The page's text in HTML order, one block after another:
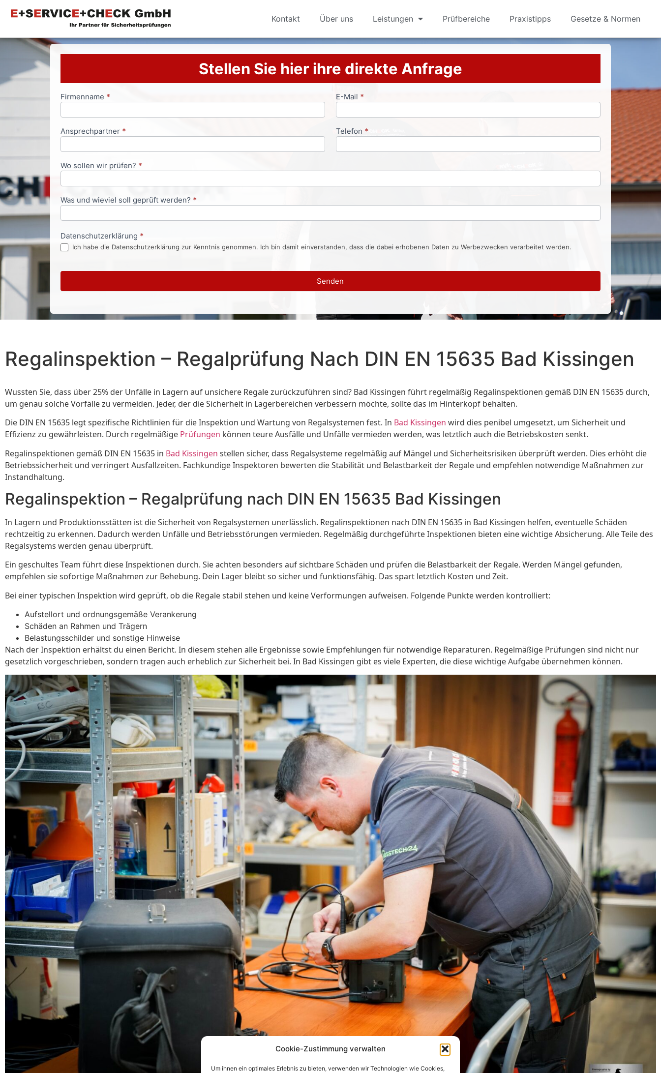
Cookie-Zustimmung verwalten
Um ihnen ein optimales Erlebnis zu bieten, verwenden wir Technologien wie Cookies,
Kontakt Über uns Leistungen Prüfbereiche Praxistipps Gesetze & Normen
Stellen Sie hier ihre direkte Anfrage
Anfrageformular
Firmenname * E-Mail *
Ansprechpartner * Telefon *
Wo sollen wir prüfen? *
Was und wieviel soll geprüft werden? *
Datenschutzerklärung *
Ich habe die Datenschutzerklärung zur Kenntnis genommen. Ich bin damit einverstanden, dass die dabei erhobenen Daten zu Werbezwecken verarbeitet werden.
Senden
Regalinspektion – Regalprüfung Nach DIN EN 15635 Bad Kissingen
Wussten Sie, dass über 25% der Unfälle in Lagern auf unsichere Regale zurückzuführen sind? Bad Kissingen führt regelmäßig Regalinspektionen gemäß DIN EN 15635 durch,
um genau solche Vorfälle zu vermeiden. Jeder, der die Sicherheit in Lagerbereichen verbessern möchte, sollte das im Hinterkopf behalten.
Die DIN EN 15635 legt spezifische Richtlinien für die Inspektion und Wartung von Regalsystemen fest. In Bad Kissingen wird dies penibel umgesetzt, um Sicherheit und
Effizienz zu gewährleisten. Durch regelmäßige Prüfungen können teure Ausfälle und Unfälle vermieden werden, was letztlich auch die Betriebskosten senkt.
Regalinspektionen gemäß DIN EN 15635 in Bad Kissingen stellen sicher, dass Regalsysteme regelmäßig auf Mängel und Sicherheitsrisiken überprüft werden. Dies erhöht die
Betriebssicherheit und verringert Ausfallzeiten. Fachkundige Inspektoren bewerten die Stabilität und Belastbarkeit der Regale und empfehlen notwendige Maßnahmen zur
Instandhaltung.
Regalinspektion – Regalprüfung nach DIN EN 15635 Bad Kissingen
In Lagern und Produktionsstätten ist die Sicherheit von Regalsystemen unerlässlich. Regalinspektionen nach DIN EN 15635 in Bad Kissingen helfen, eventuelle Schäden
rechtzeitig zu erkennen. Dadurch werden Unfälle und Betriebsstörungen vermieden. Regelmäßig durchgeführte Inspektionen bieten eine wichtige Absicherung. Alle Teile des
Regalsystems werden genau überprüft.
Ein geschultes Team führt diese Inspektionen durch. Sie achten besonders auf sichtbare Schäden und prüfen die Belastbarkeit der Regale. Werden Mängel gefunden,
empfehlen sie sofortige Maßnahmen zur Behebung. Dein Lager bleibt so sicher und funktionsfähig. Das spart letztlich Kosten und Zeit.
Bei einer typischen Inspektion wird geprüft, ob die Regale stabil stehen und keine Verformungen aufweisen. Folgende Punkte werden kontrolliert:
Aufstellort und ordnungsgemäße Verankerung
Schäden an Rahmen und Trägern
Belastungsschilder und sonstige Hinweise
Nach der Inspektion erhältst du einen Bericht. In diesem stehen alle Ergebnisse sowie Empfehlungen für notwendige Reparaturen. Regelmäßige Prüfungen sind nicht nur
gesetzlich vorgeschrieben, sondern tragen auch erheblich zur Sicherheit bei. In Bad Kissingen gibt es viele Experten, die diese wichtige Aufgabe übernehmen können.